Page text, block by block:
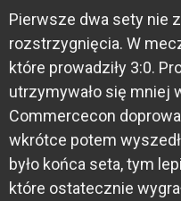
Pierwsze dwa sety nie
rozstrzygnięcia. W
które prowadziły 3:0.
utrzymywało się mniej
Commercecon
wkrótce potem
było końca seta, tym
które ostatecznie